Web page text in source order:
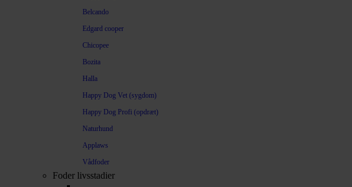
Belcando
Edgard cooper
Chicopee
Bozita
Halla
Happy Dog Vet (sygdom)
Happy Dog Profi (opdræt)
Naturhund
Applaws
Vådfoder
Foder livsstadier